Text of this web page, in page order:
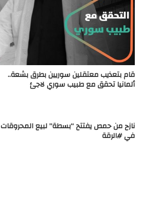
قام بتعذيب معتقلين سوريين بطرق بشعة..
ألمانيا تحقق مع طبيب سوري لاجئ
نازح من حمص يفتتح “بسطة” لبيع المحروقات
في #الرقة